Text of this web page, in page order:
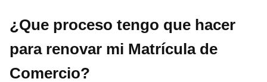
¿Que proceso tengo que hacer
para renovar mi Matrícula de
Comercio?